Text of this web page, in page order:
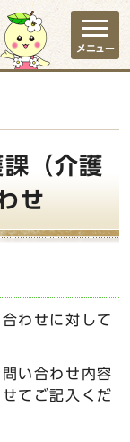
メニュー
課（介護
せ
わせに対して
い合わせ内容
てご記入くだ